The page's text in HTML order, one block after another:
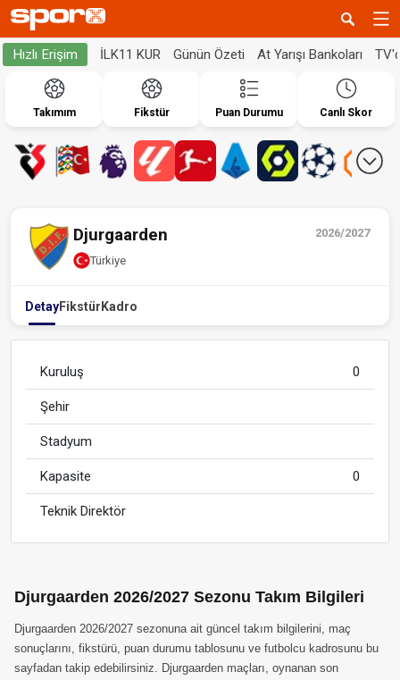
Hızlı Erişim İLK11 KUR Günün Özeti At Yarışı Bankoları
Takımım Fikstür Puan Durumu Canlı Skor
2026/2027
Djurgaarden
Türkiye
DetayFikstür Kadro
Kuruluş 0
Şehir
Stadyum
Kapasite 0
Teknik Direktör
Djurgaarden 2026/2027 Sezonu Takım Bilgileri
Djurgaarden 2026/2027 sezonuna ait güncel takım bilgilerini, maç
sonuçlarını, fikstürü, puan durumu tablosunu ve futbolcu kadrosunu bu
sayfadan takip edebilirsiniz. Djurgaarden maçları, oynanan son